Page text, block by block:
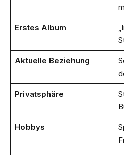
Erstes Album
Aktuelle Beziehung
Privatsphäre
Hobbys